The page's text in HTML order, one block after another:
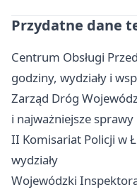
Przydatne dane
Centrum Obsługi
godziny, wydziały i
Zarząd Dróg
i najważniejsze sprawy
II Komisariat Policji w
wydziały
Wojewódzki